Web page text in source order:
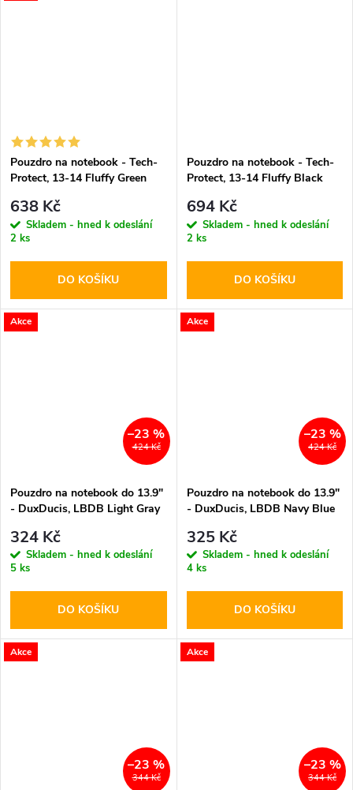
Pouzdro na notebook - Tech-
Protect, 13-14 Fluffy Green
638 Kč
Skladem - hned k odeslání
2 ks
DO KOŠÍKU
Pouzdro na notebook - Tech-
Protect, 13-14 Fluffy Black
694 Kč
Skladem - hned k odeslání
2 ks
DO KOŠÍKU
Akce
424 Kč
–23 %
Pouzdro na notebook do 13.9"
- DuxDucis, LBDB Light Gray
324 Kč
Skladem - hned k odeslání
5 ks
DO KOŠÍKU
Akce
424 Kč
–23 %
Pouzdro na notebook do 13.9"
- DuxDucis, LBDB Navy Blue
325 Kč
Skladem - hned k odeslání
4 ks
DO KOŠÍKU
Akce
344 Kč
–23 %
Akce
344 Kč
–23 %